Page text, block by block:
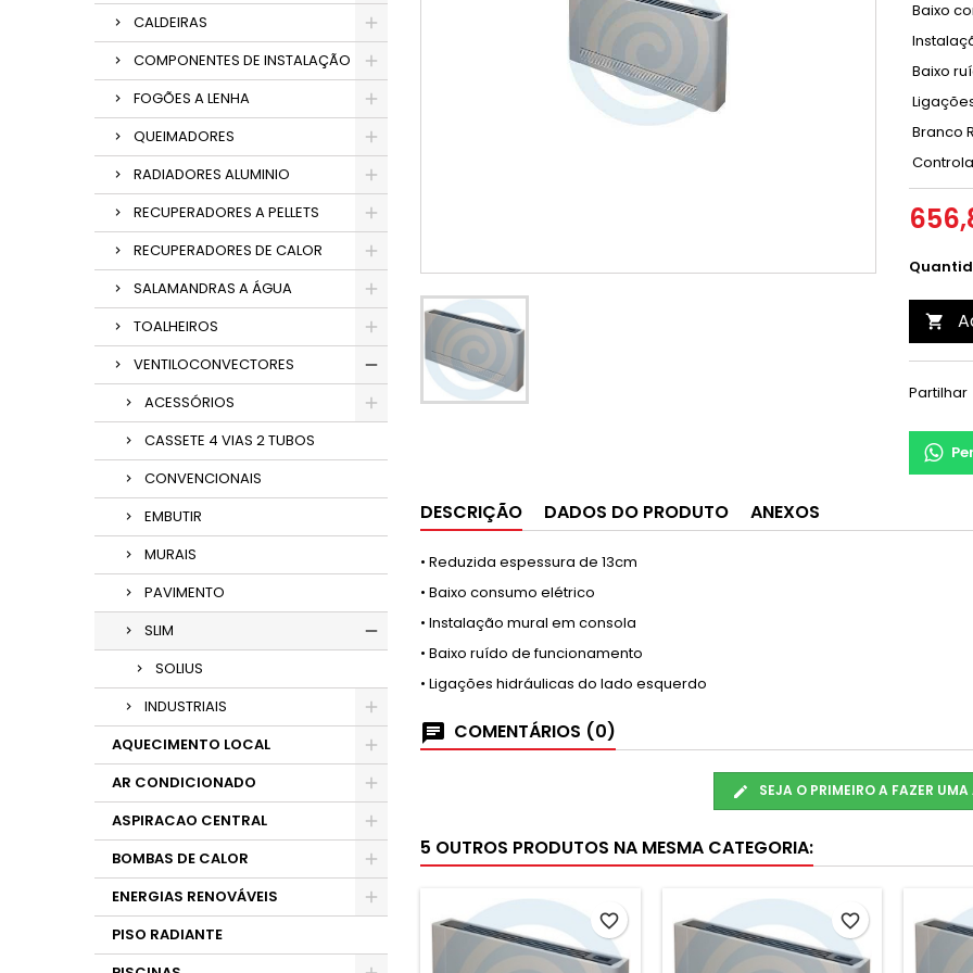
CALDEIRAS
COMPONENTES DE INSTALAÇÃO
FOGÕES A LENHA
QUEIMADORES
RADIADORES ALUMINIO
RECUPERADORES A PELLETS
RECUPERADORES DE CALOR
SALAMANDRAS A ÁGUA
TOALHEIROS
VENTILOCONVECTORES
ACESSÓRIOS
CASSETE 4 VIAS 2 TUBOS
CONVENCIONAIS
EMBUTIR
MURAIS
PAVIMENTO
SLIM
SOLIUS
INDUSTRIAIS
AQUECIMENTO LOCAL
AR CONDICIONADO
ASPIRACAO CENTRAL
BOMBAS DE CALOR
ENERGIAS RENOVÁVEIS
PISO RADIANTE
Baixo
Baixo
Branco

Partilhar
DESCRIÇÃO DADOS DO PRODUTO ANEXOS
• Reduzida espessura de 13cm
• Baixo consumo elétrico
• Instalação mural em consola
• Baixo ruído de funcionamento
• Ligações hidráulicas do lado esquerdo
COMENTÁRIOS (0)
SEJA O PRIMEIRO A FAZER
5 OUTROS PRODUTOS NA MESMA CATEGORIA:
favorite_border favorite_border